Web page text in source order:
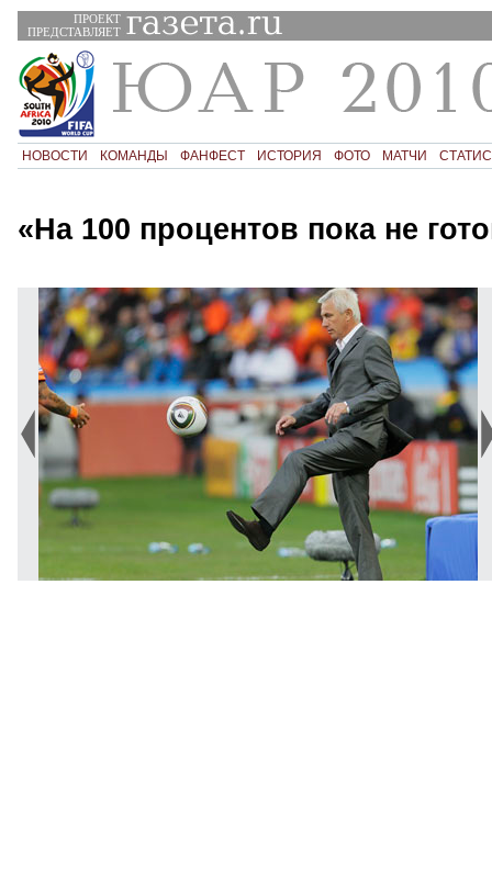
ПРОЕКТ
ПРЕДСТАВЛЯЕТ
НОВОСТИ КОМАНДЫ ФАНФЕСТ ИСТОРИЯ ФОТО МАТЧИ
«На 100 процентов пока не